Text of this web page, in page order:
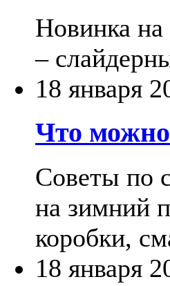
Новинка
–
18 января
Что
Советы по
на зимний
коробки,
18 января